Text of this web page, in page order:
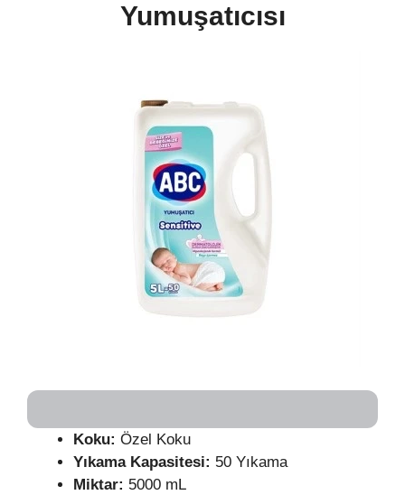
Yumuşatıcısı
Koku: Özel Koku
Yıkama Kapasitesi: 50 Yıkama
Miktar: 5000 mL